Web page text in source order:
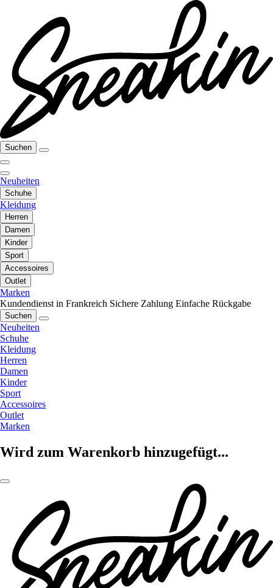
Suchen
Neuheiten
Schuhe
Kleidung
Herren
Damen
Kinder
Sport
Accessoires
Outlet
Marken
Kundendienst in Frankreich Sichere Zahlung Einfache Rückgabe
Suchen
Neuheiten
Schuhe
Kleidung
Herren
Damen
Kinder
Sport
Accessoires
Outlet
Marken
Wird zum Warenkorb hinzugefügt...